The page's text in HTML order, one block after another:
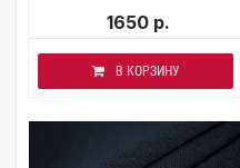
1650 р.
В КОРЗИНУ